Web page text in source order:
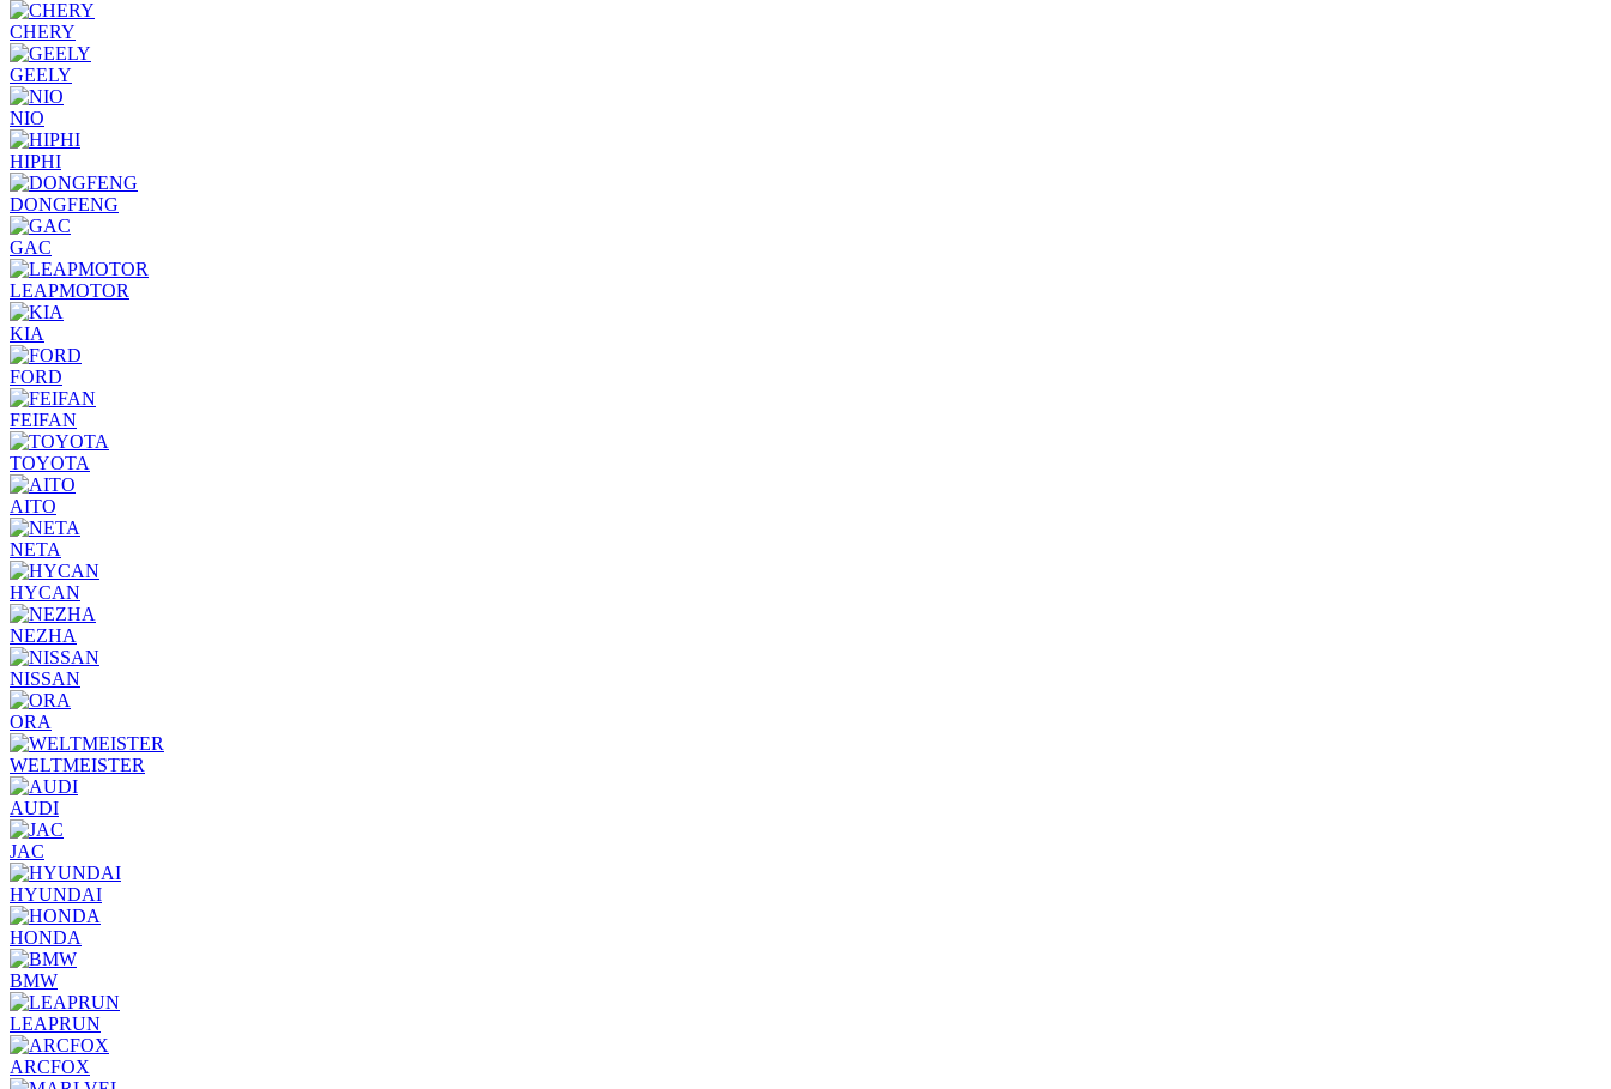
CHERY
GEELY
NIO
HIPHI
DONGFENG
GAC
LEAPMOTOR
KIA
FORD
FEIFAN
TOYOTA
AITO
NETA
HYCAN
NEZHA
NISSAN
ORA
WELTMEISTER
AUDI
JAC
HYUNDAI
HONDA
BMW
LEAPRUN
ARCFOX